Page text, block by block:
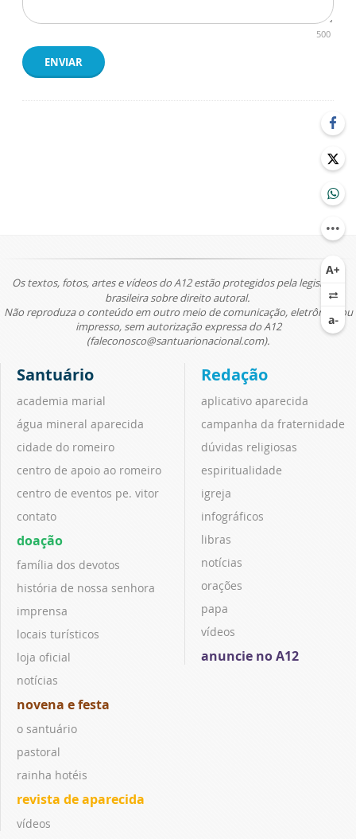
500
ENVIAR
Os textos, fotos, artes e vídeos do A12 estão protegidos pela legislação
brasileira sobre direito autoral.
Não reproduza o conteúdo em outro meio de comunicação, eletrônico ou
impresso, sem autorização expressa do A12
(faleconosco@santuarionacional.com).
Santuário
academia marial
água mineral aparecida
cidade do romeiro
centro de apoio ao romeiro
centro de eventos pe. vitor
contato
doação
família dos devotos
história de nossa senhora
imprensa
locais turísticos
loja oficial
notícias
novena e festa
o santuário
pastoral
rainha hotéis
revista de aparecida
vídeos
Redação
aplicativo aparecida
campanha da fraternidade
dúvidas religiosas
espiritualidade
igreja
infográficos
libras
notícias
orações
papa
vídeos
anuncie no A12